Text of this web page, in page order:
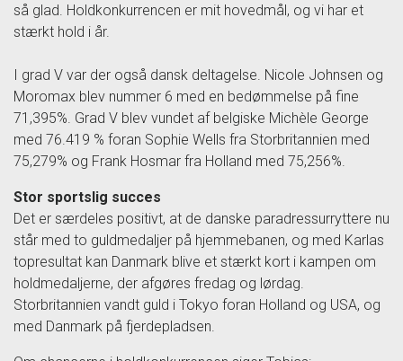
så glad. Holdkonkurrencen er mit hovedmål, og vi har et
stærkt hold i år.
I grad V var der også dansk deltagelse. Nicole Johnsen og
Moromax blev nummer 6 med en bedømmelse på fine
71,395%. Grad V blev vundet af belgiske Michèle George
med 76.419 % foran Sophie Wells fra Storbritannien med
75,279% og Frank Hosmar fra Holland med 75,256%.
Stor sportslig succes
Det er særdeles positivt, at de danske paradressurryttere nu
står med to guldmedaljer på hjemmebanen, og med Karlas
topresultat kan Danmark blive et stærkt kort i kampen om
holdmedaljerne, der afgøres fredag og lørdag.
Storbritannien vandt guld i Tokyo foran Holland og USA, og
med Danmark på fjerdepladsen.